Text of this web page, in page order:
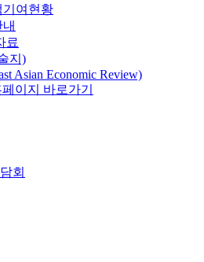
기여현황
료
지)
Asian Economic Review)
이지 바로가기
회